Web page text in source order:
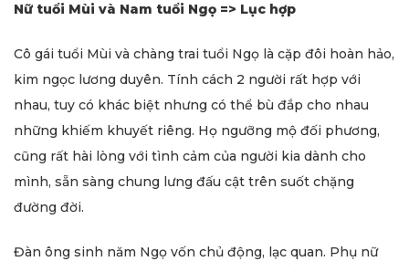
Nữ tuổi Mùi và Nam tuổi Ngọ => Lục hợp
Cô gái tuổi Mùi và chàng trai tuổi Ngọ là cặp đôi hoàn hảo,
kim ngọc lương duyên. Tính cách 2 người rất hợp với
nhau, tuy có khác biệt nhưng có thể bù đắp cho nhau
những khiếm khuyết riêng. Họ ngưỡng mộ đối phương,
cũng rất hài lòng với tình cảm của người kia dành cho
mình, sẵn sàng chung lưng đấu cật trên suốt chặng
đường đời.
Đàn ông sinh năm Ngọ vốn chủ động, lạc quan. Phụ nữ